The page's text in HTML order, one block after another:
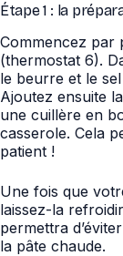
Étape 1 : la
Commencez par
(thermostat 6).
le beurre et le
Ajoutez ensuite
une cuillère en
casserole. Cela
patient !
Une fois que
laissez-la
permettra
la pâte chaude.